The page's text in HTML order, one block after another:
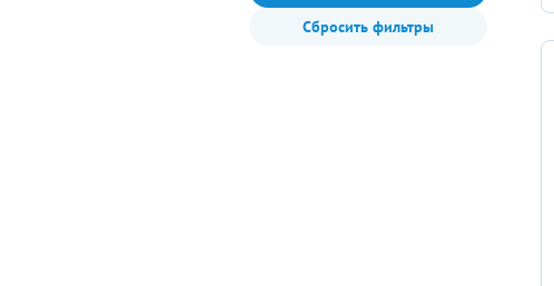
Сбросить фильтры